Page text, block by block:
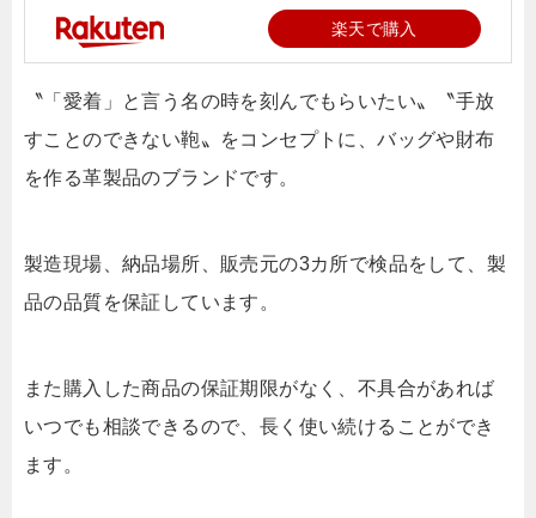
楽天で購入
〝「愛着」と言う名の時を刻んでもらいたい〟〝手放
すことのできない鞄〟をコンセプトに、バッグや財布
を作る革製品のブランドです。
製造現場、納品場所、販売元の3カ所で検品をして、製
品の品質を保証しています。
また購入した商品の保証期限がなく、不具合があれば
いつでも相談できるので、長く使い続けることができ
ます。